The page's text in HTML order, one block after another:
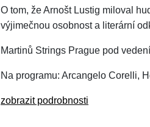
O tom, že Arnošt Lustig miloval
výjimečnou osobnost a literární
Martinů Strings Prague pod
Na programu: Arcangelo Corelli,
zobrazit podrobnosti